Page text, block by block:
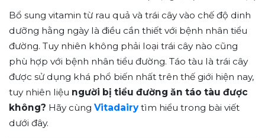
Bổ sung vitamin từ rau quả và trái cây vào chế độ dinh
dưỡng hằng ngày là điều cần thiết với bệnh nhân tiểu
đường. Tuy nhiên không phải loại trái cây nào cũng
phù hợp với bệnh nhân tiểu đường. Táo tàu là trái cây
được sử dụng khá phổ biến nhất trên thế giới hiện nay,
tuy nhiên liệu người bị tiểu đường ăn táo tàu được
không? Hãy cùng Vitadairytìm hiểu trong bài viết
dưới đây.